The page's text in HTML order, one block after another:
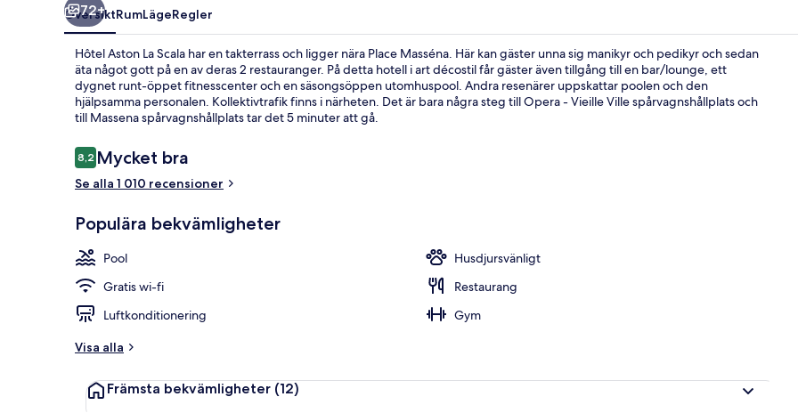
Boendets
72+
ÖversiktRumLägeRegler
Hôtel Aston La Scala har en takterrass och ligger nära Place Masséna. Här kan gäster unna sig manikyr och pedikyr och sedan
äta något gott på en av deras 2 restauranger. På detta hotell i art décostil får gäster även tillgång till en bar/lounge, ett
dygnet runt-öppet fitnesscenter och en säsongsöppen utomhuspool. Andra resenärer uppskattar poolen och den
hjälpsamma personalen. Kollektivtrafik finns i närheten. Det är bara några steg till Opera - Vieille Ville spårvagnshållplats och
till Massena spårvagnshållplats tar det 5 minuter att gå.
Recensioner
8,28,2 av 10,
Mycket bra
Se alla 1 010 recensioner
Populära bekvämligheter
Pool
Husdjursvänligt
Gratis wi-fi
Restaurang
Luftkonditionering
Gym
Visa alla
Främsta bekvämligheter (12)